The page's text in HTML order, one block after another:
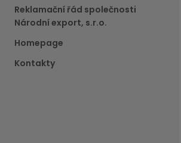
Reklamační řád společnosti
Národní export, s.r.o.
Homepage
Kontakty